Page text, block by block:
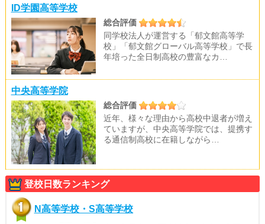
ID学園高等学校
総合評価
同学校法人が運営する「郁文館高等学
校」「郁文館グローバル高等学校」で長
年培った全日制高校の豊富なカ…
中央高等学院
総合評価
近年、様々な理由から高校中退者が増え
ていますが、中央高等学院では、提携す
る通信制高校に在籍しながら…
登校日数ランキング
N高等学校・S高等学校